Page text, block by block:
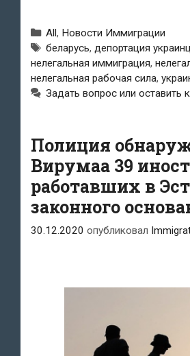
въезда
в
Эстонию
иностранцев
отправлены
домой
Рубрики
All, Новости Иммиграции
Метки
беларусь,депортация
нелегальная иммиграция,
нелегальная рабочая сила,
Задать вопрос или оставить
Полиция
Вирумаа 39
работавших в
законного
30.12.2020 опубликовал